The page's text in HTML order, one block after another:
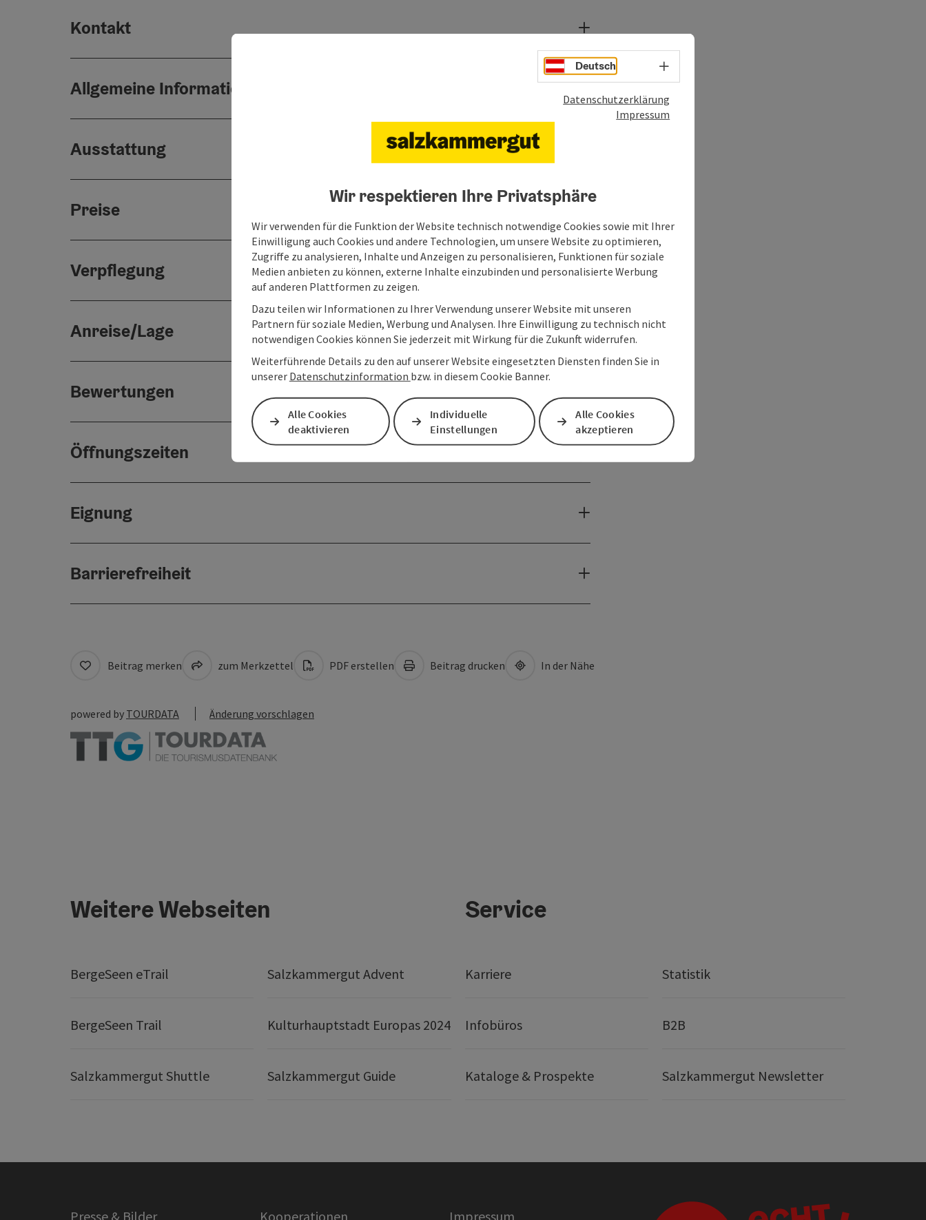
Kontakt
Allgemeine Informationen
Ausstattung
Preise
Verpflegung
Anreise/Lage
Bewertungen
Öffnungszeiten
Eignung
Barrierefreiheit
Beitrag merken zum Merkzettel PDF erstellen Beitrag drucken In der Nähe
powered by TOURDATA Änderung vorschlagen
Weitere Webseiten
BergeSeen eTrail Salzkammergut Advent
BergeSeen Trail Kulturhauptstadt Europas 2024
Salzkammergut Shuttle Salzkammergut Guide
Service
Karriere Statistik
Infobüros B2B
Kataloge & Prospekte Salzkammergut Newsletter
Presse & Bilder Kooperationen Impressum
Deutsch Sprachwahl - Menü öffnen
Datenschutzerklärung
Impressum
Wir respektieren Ihre Privatsphäre
Wir verwenden für die Funktion der Website technisch notwendige Cookies sowie mit Ihrer
Einwilligung auch Cookies und andere Technologien, um unsere Website zu optimieren,
Zugriffe zu analysieren, Inhalte und Anzeigen zu personalisieren, Funktionen für soziale
Medien anbieten zu können, externe Inhalte einzubinden und personalisierte Werbung
auf anderen Plattformen zu zeigen.
Dazu teilen wir Informationen zu Ihrer Verwendung unserer Website mit unseren
Partnern für soziale Medien, Werbung und Analysen. Ihre Einwilligung zu technisch nicht
notwendigen Cookies können Sie jederzeit mit Wirkung für die Zukunft widerrufen.
Weiterführende Details zu den auf unserer Website eingesetzten Diensten finden Sie in
unserer Datenschutzinformation bzw. in diesem Cookie Banner.
Alle Cookies
deaktivieren
Individuelle
Einstellungen
Alle Cookies
akzeptieren